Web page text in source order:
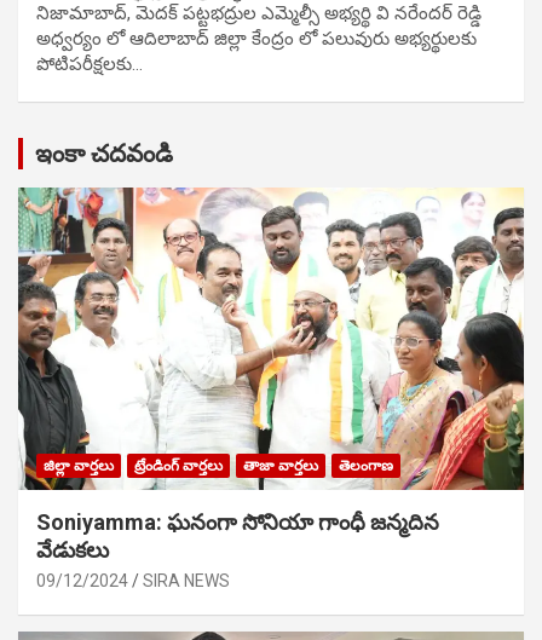
నిజామాబాద్, మెదక్ పట్టభద్రుల ఎమ్మెల్సీ అభ్యర్థి వి నరేందర్ రెడ్డి
అధ్వర్యం లో ఆదిలాబాద్ జిల్లా కేంద్రం లో పలువురు అభ్యర్థులకు
పోటిప‌రీక్ష‌ల‌కు…
ఇంకా చదవండి
జిల్లా వార్తలు ట్రేండింగ్ వార్తలు తాజా వార్తలు తెలంగాణ
Soniyamma: ఘ‌నంగా సోనియా గాంధీ జ‌న్మ‌దిన
వేడుక‌లు
09/12/2024 SIRA NEWS